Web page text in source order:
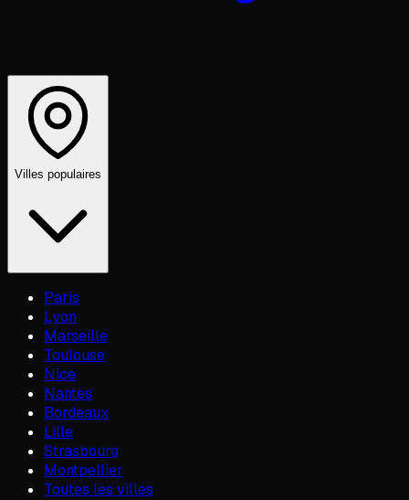
Villes populaires
Paris
Lyon
Marseille
Toulouse
Nice
Nantes
Bordeaux
Lille
Strasbourg
Montpellier
Toutes les villes